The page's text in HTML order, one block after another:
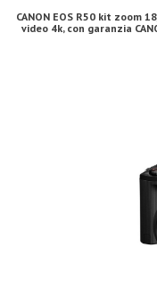
CANON EOS R50 kit zoom
video 4k, con garanzia